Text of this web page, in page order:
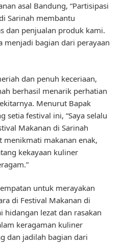
asal Bandung, “Partisipasi
Sarinah membantu
dan penjualan produk kami.
menjadi bagian dari perayaan
dan penuh keceriaan,
berhasil menarik perhatian
Menurut Bapak
setia festival ini, “Saya selalu
Makanan di Sarinah
menikmati makanan enak,
kekayaan kuliner
untuk merayakan
di Festival Makanan di
hidangan lezat dan rasakan
keragaman kuliner
dan jadilah bagian dari